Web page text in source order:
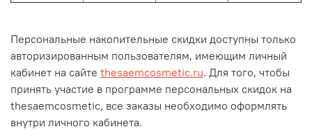
Персональные накопительные скидки доступны только
авторизированным пользователям, имеющим личный
кабинет на сайте thesaemcosmetic.ru. Для того, чтобы
принять участие в программе персональных скидок на
thesaemcosmetic, все заказы необходимо оформлять
внутри личного кабинета.